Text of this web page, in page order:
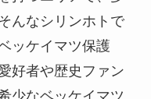
見と美しさから多
中国では特に重視